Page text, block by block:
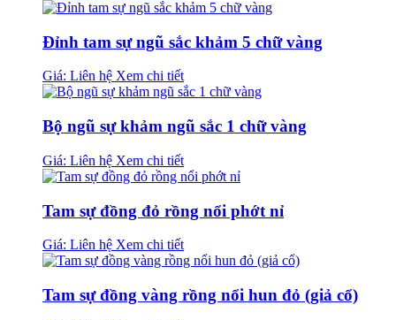
Đỉnh tam sự ngũ sắc khảm 5 chữ vàng
Giá: Liên hệ Xem chi tiết
Bộ ngũ sự khảm ngũ sắc 1 chữ vàng
Giá: Liên hệ Xem chi tiết
Tam sự đồng đỏ rồng nổi phớt nỉ
Giá: Liên hệ Xem chi tiết
Tam sự đồng vàng rồng nổi hun đỏ (giả cổ)